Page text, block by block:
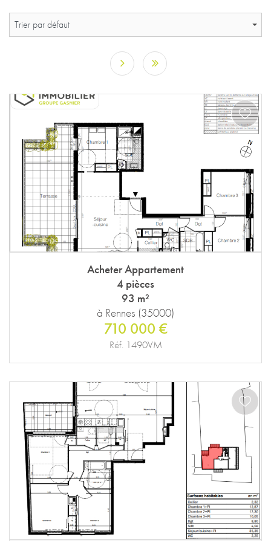
Trier par défaut
Acheter Appartement
4 pièces
93 m²
à Rennes (35000)
710 000 €
Réf. 1490VM